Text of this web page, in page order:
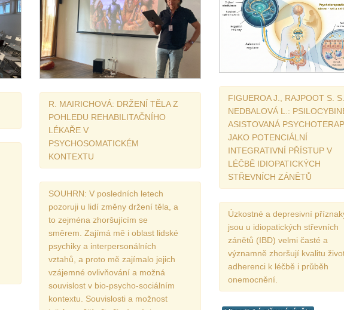
R. MAIRICHOVÁ: DRŽENÍ TĚLA Z
POHLEDU REHABILITAČNÍHO
LÉKAŘE V
PSYCHOSOMATICKÉM
KONTEXTU
SOUHRN: V posledních letech
pozoruji u lidí změny držení těla, a
to zejména zhoršujícím se
směrem. Zajímá mě i oblast lidské
psychiky a interpersonálních
vztahů, a proto mě zajímalo jejich
vzájemné ovlivňování a možná
souvislost v bio-psycho-sociálním
kontextu. Souvislosti a možnost
FIGUEROA J., RAJPOOT S.
NEDBALOVÁ L.:
ASISTOVANÁ
JAKO POTENCIÁLNÍ
INTEGRATIVNÍ PŘÍSTUP V
LÉČBĚ IDIOPATICKÝCH
STŘEVNÍCH ZÁNĚTŮ
Úzkostné a depresivní
jsou u idiopatických střevních
zánětů (IBD) velmi časté a
významně zhoršují kvalitu
adherenci k léčbě i průběh
onemocnění.